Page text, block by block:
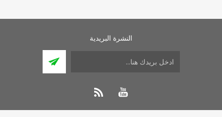
النشرة البريدية